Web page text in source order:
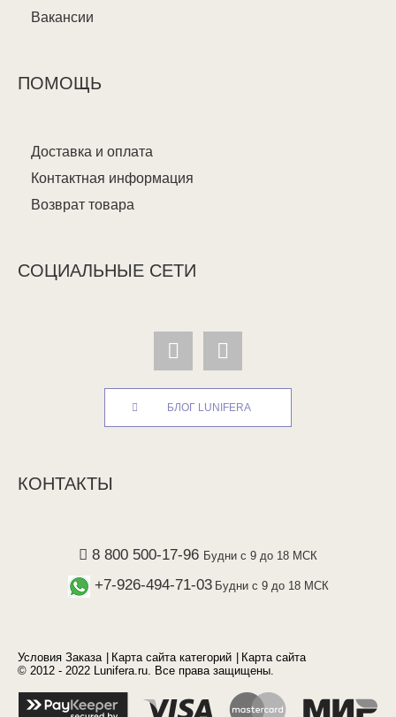
Вакансии
ПОМОЩЬ
Доставка и оплата
Контактная информация
Возврат товара
СОЦИАЛЬНЫЕ СЕТИ
БЛОГ LUNIFERA
КОНТАКТЫ
8 800 500-17-96 Будни с 9 до 18 МСК
+7-926-494-71-03 Будни с 9 до 18 МСК
Условия Заказа Карта сайта категорий
Карта сайта
© 2012 - 2022 Lunifera.ru. Все права защищены.